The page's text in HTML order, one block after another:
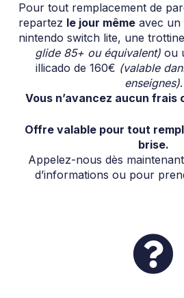
Pour tout remplacement de
repartez le jour même avec un
nintendo switch lite, une
glide 85+ ou équivalent)ou
illicado de 160€ (valable
enseignes).
Vous n’avancez aucun frais
Offre valable pour tout
brise.
Appelez-nous dès
d’informations ou pour